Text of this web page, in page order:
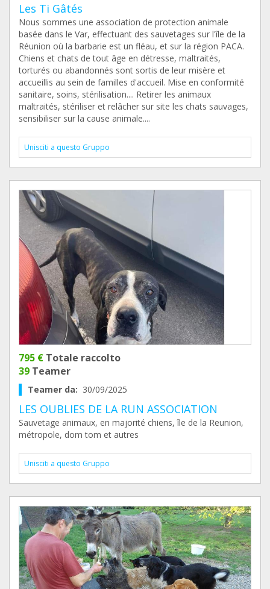
Les Ti Gâtés
Nous sommes une association de protection animale
basée dans le Var, effectuant des sauvetages sur l'île de la
Réunion où la barbarie est un fléau, et sur la région PACA.
Chiens et chats de tout âge en détresse, maltraités,
torturés ou abandonnés sont sortis de leur misère et
accueillis au sein de familles d'accueil. Mise en conformité
sanitaire, soins, stérilisation.... Retirer les animaux
maltraités, stériliser et relâcher sur site les chats sauvages,
sensibiliser sur la cause animale....
Unisciti a questo Gruppo
795 € Totale raccolto
39 Teamer
Teamer da: 30/09/2025
LES OUBLIES DE LA RUN ASSOCIATION
Sauvetage animaux, en majorité chiens, île de la Reunion,
métropole, dom tom et autres
Unisciti a questo Gruppo